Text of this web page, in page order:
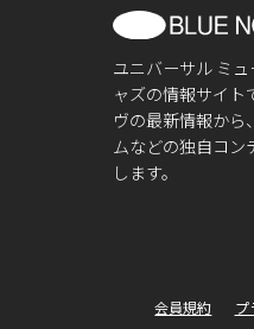
ユニバーサル ミ
ャズの情報サイト
ヴの最新情報から
ムなどの独自コ
します。
会員規約
プ